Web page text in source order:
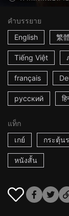
คำบรรยาย
English
繁
Tiếng Việt
français
русский
แท็ก
เกย์
กระตุ้น
หนังสั้น